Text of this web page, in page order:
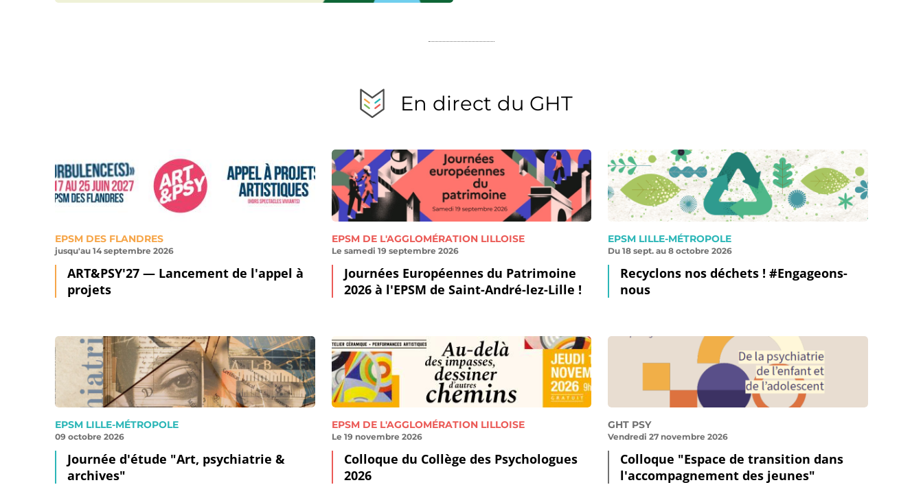
En direct du GHT
EPSM DES FLANDRES
jusqu'au 14 septembre 2026
ART&PSY'27 — Lancement de l'appel à
projets
EPSM DE L'AGGLOMÉRATION LILLOISE
Le samedi 19 septembre 2026
Journées Européennes du Patrimoine
2026 à l'EPSM de Saint-André-lez-Lille !
EPSM LILLE-MÉTROPOLE
Du 18 sept. au 8 octobre 2026
Recyclons nos déchets ! #Engageons-
nous
EPSM LILLE-MÉTROPOLE
09 octobre 2026
Journée d'étude "Art, psychiatrie &
archives"
EPSM DE L'AGGLOMÉRATION LILLOISE
Le 19 novembre 2026
Colloque du Collège des Psychologues
2026
GHT PSY
Vendredi 27 novembre 2026
Colloque "Espace de transition dans
l'accompagnement des jeunes"